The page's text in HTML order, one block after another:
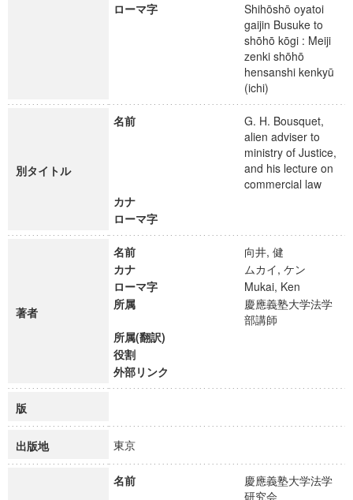
ローマ字
Shihōshō oyatoi
gaijin Busuke to
shōhō kōgi : Meiji
zenki shōhō
hensanshi kenkyū
(ichi)
別タイトル
名前
G. H. Bousquet,
alien adviser to
ministry of Justice,
and his lecture on
commercial law
カナ
ローマ字
著者
名前
向井, 健
カナ
ムカイ, ケン
ローマ字
Mukai, Ken
所属
慶應義塾大学法学
部講師
所属(翻訳)
役割
外部リンク
版
出版地 東京
名前
慶應義塾大学法学
研究会